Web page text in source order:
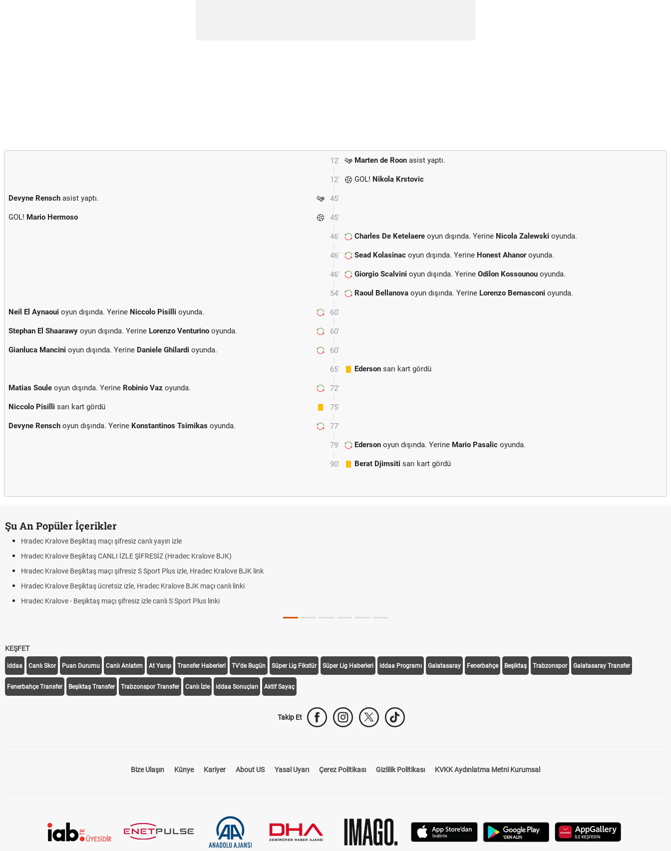
12' Marten de Roon asist yaptı.
12' GOL! Nikola Krstovic
45'
Devyne Rensch asist yaptı.
45'
GOL! Mario Hermoso
46' Charles De Ketelaere oyun dışında. Yerine Nicola Zalewski oyunda.
46' Sead Kolasinac oyun dışında. Yerine Honest Ahanoroyunda.
46' Giorgio Scalvini oyun dışında. Yerine Odilon Kossounou oyunda.
54' Raoul Bellanova oyun dışında. Yerine Lorenzo Bernasconi oyunda.
60'
Neil El Aynaoui oyun dışında. Yerine Niccolo Pisilli oyunda.
60'
Stephan El Shaarawy oyun dışında. Yerine Lorenzo Venturino oyunda.
60'
Gianluca Mancini oyun dışında. Yerine Daniele Ghilardi oyunda.
65' Ederson sarı kart gördü
72'
Matias Soule oyun dışında. Yerine Robinio Vaz oyunda.
75'
Niccolo Pisilli sarı kart gördü
77'
Devyne Rensch oyun dışında. Yerine Konstantinos Tsimikas oyunda.
79' Ederson oyun dışında. Yerine Mario Pasalic oyunda.
90' Berat Djimsiti sarı kart gördü
Şu An Popüler İçerikler
KEŞFET
iddaa Canlı Skor Puan Durumu Canlı Anlatım At Yarışı Transfer Haberleri TV'de Bugün Süper Lig Fikstür Süper Lig Haberleri iddaa Programı Galatasaray Fenerbahçe Beşiktaş Trabzonspor Galatasaray Transfer
Fenerbahçe Transfer Beşiktaş Transfer Trabzonspor Transfer Canlı İzle iddaa Sonuçları Aktif Sayaç
Takip Et
Bize Ulaşın Künye Kariyer About US Yasal Uyarı Çerez Politikası Gizlilik Politikası KVKK Aydınlatma Metni Kurumsal